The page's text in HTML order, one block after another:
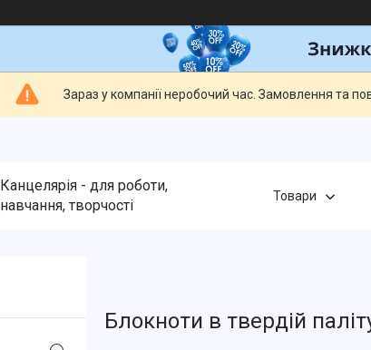
Зараз у компанії неробочий час. Замовлення та
Канцелярія - для роботи,
навчання, творчості
Товари
Блокноти в твердій